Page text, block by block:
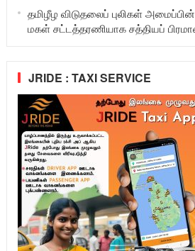
தமிழீழ விடுதலைப் புலிகள்
மகள் சட்டத்தரணியாக சத்தியப்
JRIDE : TAXI SERVICE